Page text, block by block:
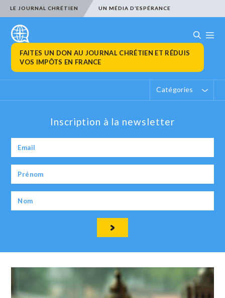
LE JOURNAL CHRÉTIEN UN MÉDIA D’ESPÉRANCE
FAITES UN DON AU JOURNAL CHRÉTIEN ET RÉDUIS
VOS IMPÔTS EN FRANCE
Catégories
Inscription à la newsletter